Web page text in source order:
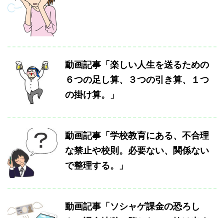
動画記事「楽しい人生を送るための
６つの足し算、３つの引き算、１つ
の掛け算。」
動画記事「学校教育にある、不合理
な禁止や校則。必要ない、関係ない
で整理する。」
動画記事「ソシャゲ課金の恐ろし